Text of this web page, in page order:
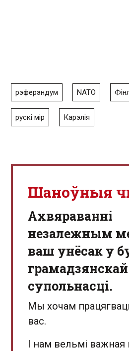
рэферэндум NATO
рускі мір Карэлія
Шаноўныя
Aхвяраванні
незалежным
ваш унёсак у
грамадзянскай
супольнасці.
Мы хочам
вас.
І нам вельмі